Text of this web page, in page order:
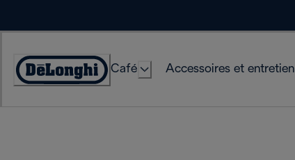
Déclaration
Café Accessoires et entretien